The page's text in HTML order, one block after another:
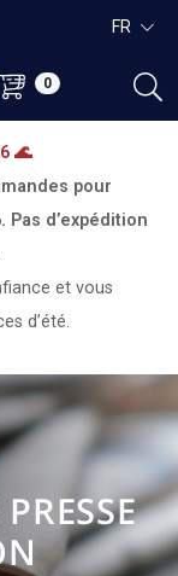
0
FR
🌊
pour
Pas d’expédition
et vous
d’été.